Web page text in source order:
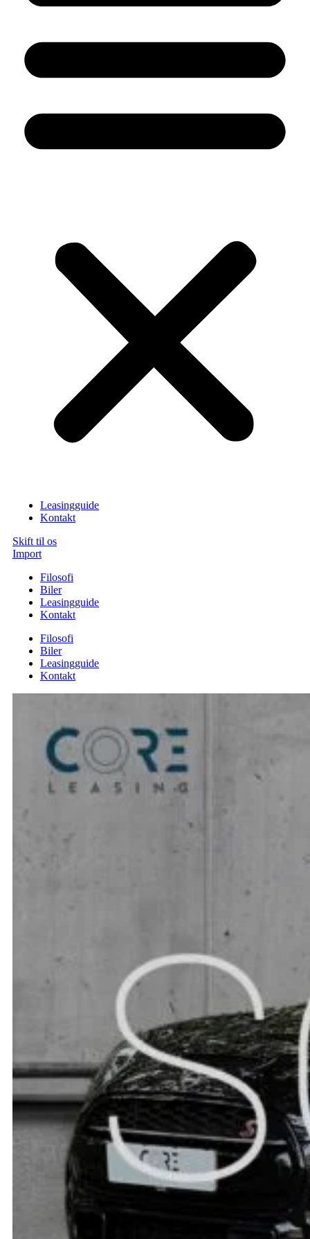
Leasingguide
Kontakt
Skift til os
Import
Filosofi
Biler
Leasingguide
Kontakt
Filosofi
Biler
Leasingguide
Kontakt